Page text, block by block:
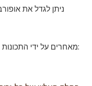
ניתן לגדל את
אתה יכול להבדיל את מגוון Mil מאחרים על ידי התכונות הבאות: